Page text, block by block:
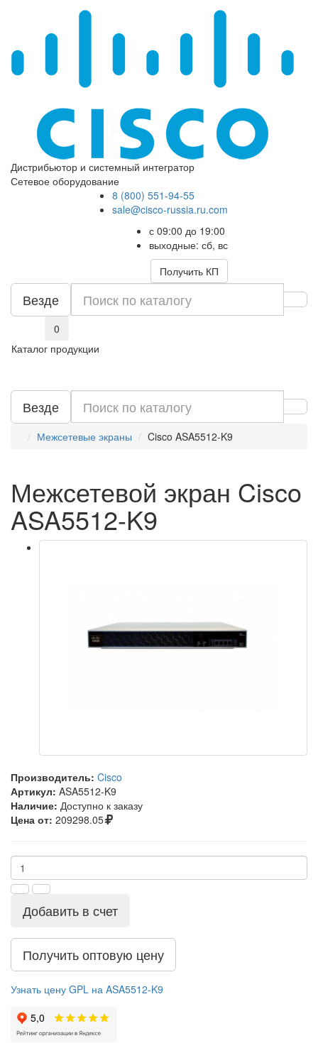
Дистрибьютор и системный интегратор
Сетевое оборудование
8 (800) 551-94-55
sale@cisco-russia.ru.com
с 09:00 до 19:00
выходные: сб, вс
Получить КП
Везде
0
Каталог продукции
Везде
Межсетевые экраны Cisco ASA5512-K9
Межсетевой экран Cisco
ASA5512-K9
Производитель: Cisco
Артикул: ASA5512-K9
Наличие: Доступно к заказу
Цена от: 209298.05
Добавить в счет
Получить оптовую цену
Узнать цену GPL на ASA5512-K9